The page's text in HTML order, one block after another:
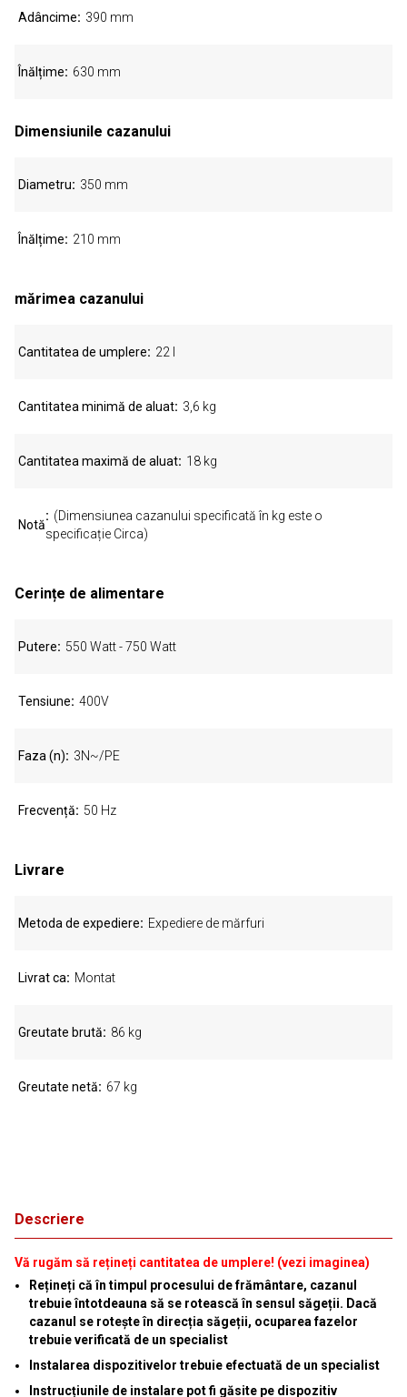
Descriere
Vă rugăm să rețineți cantitatea de umplere! (vezi imaginea)
Rețineți că în timpul procesului de frământare, cazanul
trebuie întotdeauna să se rotească în sensul săgeții. Dacă
cazanul se rotește în direcția săgeții, ocuparea fazelor
trebuie verificată de un specialist
Instalarea dispozitivelor trebuie efectuată de un specialist
Instrucțiunile de instalare pot fi găsite pe dispozitiv
Adâncime 390 mm
Înălțime 630 mm
Dimensiunile cazanului
Diametru 350 mm
Înălțime 210 mm
mărimea cazanului
Cantitatea de umplere 22 l
Cantitatea minimă de aluat 3,6 kg
Cantitatea maximă de aluat 18 kg
Notă
(Dimensiunea cazanului specificată în kg este o
specificație Circa)
Cerințe de alimentare
Putere 550 Watt - 750 Watt
Tensiune 400V
Faza (n) 3N~/PE
Frecvență 50 Hz
Livrare
Metoda de expediere Expediere de mărfuri
Livrat ca Montat
Greutate brută 86 kg
Greutate netă 67 kg